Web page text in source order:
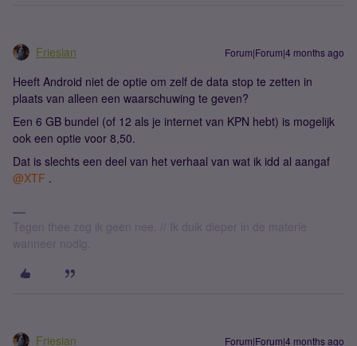
Friesian Forum|Forum|4 months ago
Heeft Android niet de optie om zelf de data stop te zetten in
plaats van alleen een waarschuwing te geven?
Een 6 GB bundel (of 12 als je internet van KPN hebt) is mogelijk
ook een optie voor 8,50.
Dat is slechts een deel van het verhaal van wat ik idd al aangaf ​
@XTF .
Tegen thee zeg ik geen nee. // Ik duik dieper in de materie
wanneer nodig.
Friesian Forum|Forum|4 months ago